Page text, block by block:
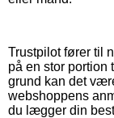
Trustpilot fører til
på en stor portion
grund kan det
webshoppens
du lægger din